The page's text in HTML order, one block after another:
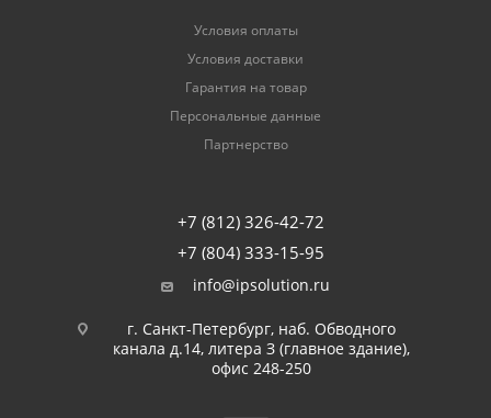
Условия оплаты
Условия доставки
Гарантия на товар
Персональные данные
Партнерство
+7 (812) 326-42-72
+7 (804) 333-15-95
info@ipsolution.ru
г. Санкт-Петербург, наб. Обводного
канала д.14, литера З (главное здание),
офис 248-250